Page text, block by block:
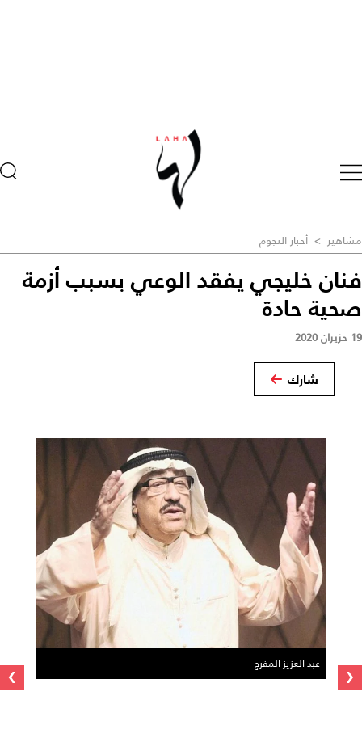
مشاهير > أخبار النجوم
فنان خليجي يفقد الوعي بسبب أزمة
صحية حادة
19 حزيران 2020
شارك
عبد العزيز المفرج ‹
›